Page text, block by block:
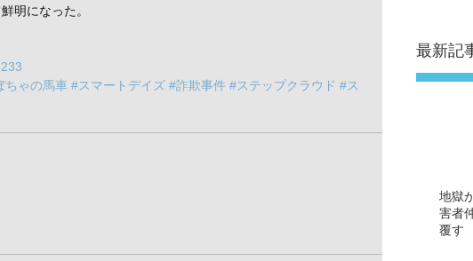
明になった。
ちゃの馬車 #スマートデイズ #詐欺事件 #ステップクラウド #ス
最新記
地獄
害者
覆す